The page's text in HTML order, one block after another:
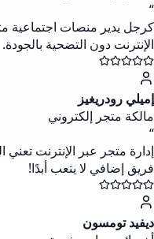
“
كرجل يدير منصات اجتماعية
الإنترنت دون التضحية بالجودة.
إميلي رودريغيز
مالكة متجر إلكتروني
“
إدارة متجر عبر الإنترنت
فريق إضافي لا يتعب أبدًا!
ديفيد تومسون